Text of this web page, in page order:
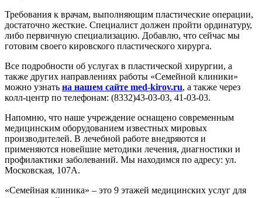
Требования к врачам, выполняющим пластические операции,
достаточно жесткие. Специалист должен пройти ординатуру,
либо первичную специализацию. Добавлю, что сейчас мы
готовим своего кировского пластического хирурга.
Все подробности об услугах в пластической хирургии, а
также других направлениях работы «Семейной клиники»
можно узнать на нашем сайте med-kirov.ru, а также через
колл-центр по телефонам: (8332)43-03-03, 41-03-03.
Напомню, что наше учреждение оснащено современным
медицинским оборудованием известных мировых
производителей. В лечебной работе внедряются и
применяются новейшие методики лечения, диагностики и
профилактики заболеваний. Мы находимся по адресу: ул.
Московская, 107А.
«Семейная клиника» – это 9 этажей медицинских услуг для